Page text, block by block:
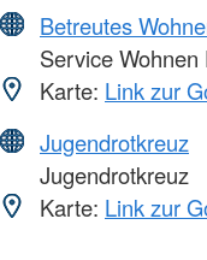
Betreutes
Service
Karte: Link zur
Jugendrotkreuz
Jugendrotkreuz
Karte: Link zur